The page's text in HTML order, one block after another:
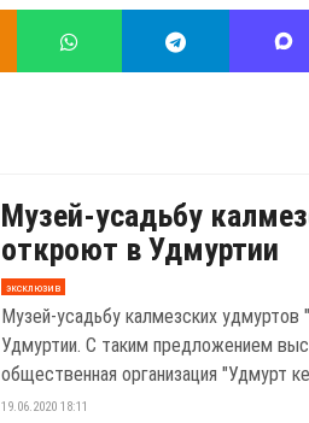
Музей-усадьбу
откроют в Удмуртии
эксклюзив
Музей-усадьбу калмезских
Удмуртии. С таким предложением
общественная организация "Удмурт
19.06.2020 18:11